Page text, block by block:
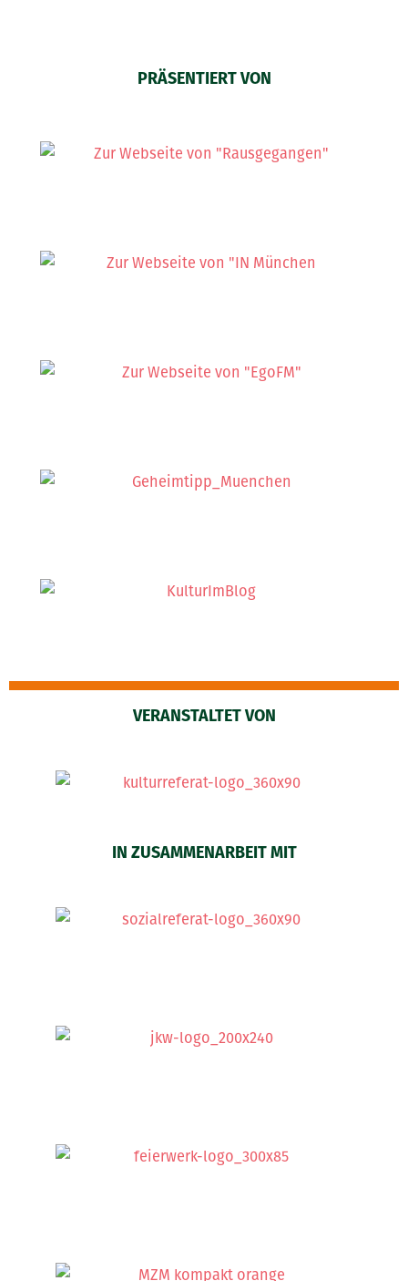
PRÄSENTIERT VON
VERANSTALTET VON
IN ZUSAMMENARBEIT MIT